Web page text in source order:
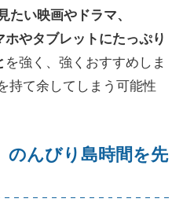
見たい映画やドラマ、
やタブレットにたっぷり
を強く、強くおすすめしま
持て余してしまう可能性
のんびり島時間を先